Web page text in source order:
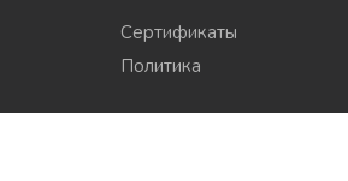
Сертификаты
Политика